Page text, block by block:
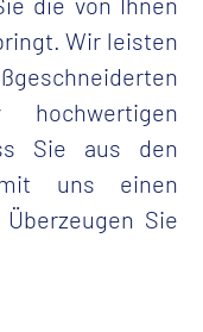
Wir leisten
Sie aus den
mit uns einen
Sie